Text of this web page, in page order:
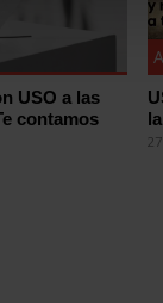
USO a las
contamos